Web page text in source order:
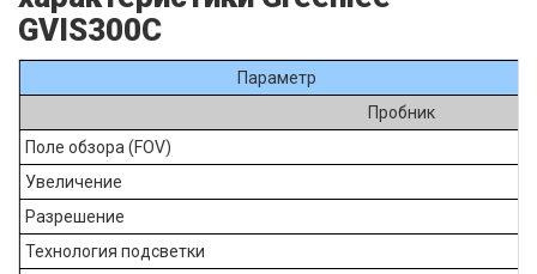
GVIS300C
Параметр
Пробник
Поле обзора (FOV)
Увеличение
Разрешение
Технология подсветки